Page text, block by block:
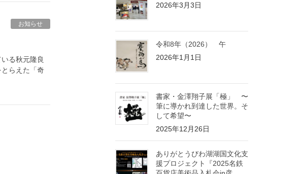
お知らせ
る秋元隆良
らえた「奇
2026年3月3日
令和8年（2026） 午
2026年1月1日
書家・金澤翔子展「極」 〜
筆に導かれ到達した世界。そ
して希望〜
2025年12月26日
ありがとうびわ湖湖国文化支
援プロジェクト『2025名鉄